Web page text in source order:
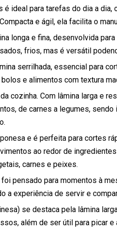
é ideal para tarefas do dia a
e ágil, ela facilita o
longa e fina, desenvolvida
frios, mas é versátil
serrilhada, essencial para
e alimentos com textura
cozinha. Com lâmina larga e
de carnes a legumes,
e é perfeita para cortes
ao redor de
carnes e peixes.
pensado para momentos à
a experiência de servir e
se destaca pela lâmina
além de ser útil para picar